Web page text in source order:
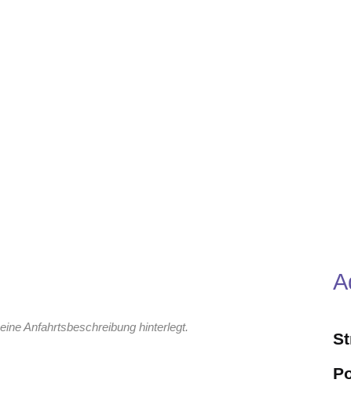
Anfahrtsbeschreibung hinterlegt.